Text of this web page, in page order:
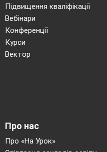
Підвищення кваліфікації
Вебінари
Конференції
Курси
Вектор
Про нас
Про «На Урок»